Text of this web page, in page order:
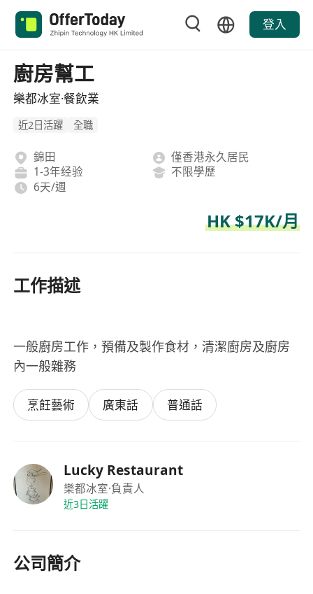
登入
廚房幫工
樂都冰室·餐飲業
近2日活躍 全職
錦田
僅香港永久居民
1-3年经验
不限學歷
6天/週
HK $17K/月
工作描述
一般廚房工作，預備及製作食材，清潔廚房及廚房
內一般雜務
烹飪藝術 廣東話 普通話
Lucky Restaurant
樂都冰室·負責人
近3日活躍
公司簡介